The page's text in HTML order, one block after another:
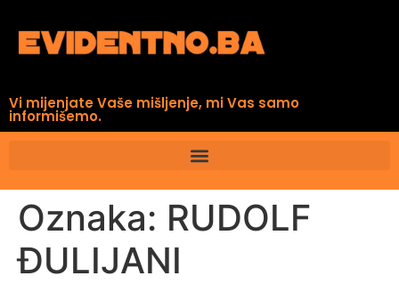
Vi mijenjate Vaše mišljenje, mi Vas samo
informišemo.
Oznaka: RUDOLF
ĐULIJANI